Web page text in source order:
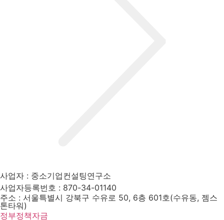
사업자 : 중소기업컨설팅연구소
사업자등록번호 : 870-34-01140
주소 : 서울특별시 강북구 수유로 50, 6층 601호(수유동, 젬스
톤타워)
정부정책자금